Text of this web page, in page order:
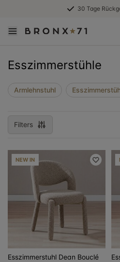
Kostenfreier
Esszimmerstühle
Armlehnstuhl
Filters
NEW IN
Esszimmerstuhl Dean Bouclé